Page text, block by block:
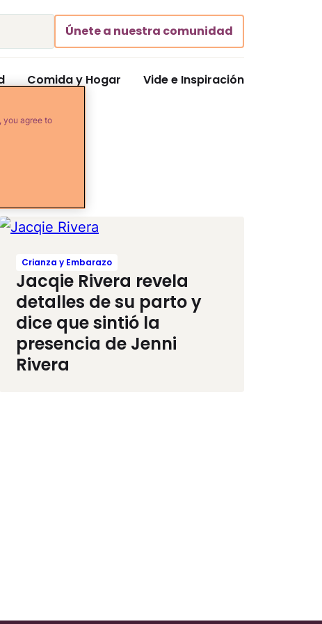
Únete a nuestra comunidad
Comida y Hogar Vide e Inspiración
Crianza y Embarazo
Jacqie Rivera revela
detalles de su parto y
dice que sintió la
presencia de Jenni
Rivera
you agree to